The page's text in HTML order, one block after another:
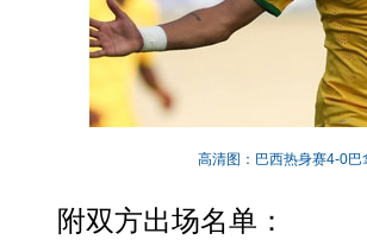
高清图：巴西热身赛4-0
附双方出场名单：